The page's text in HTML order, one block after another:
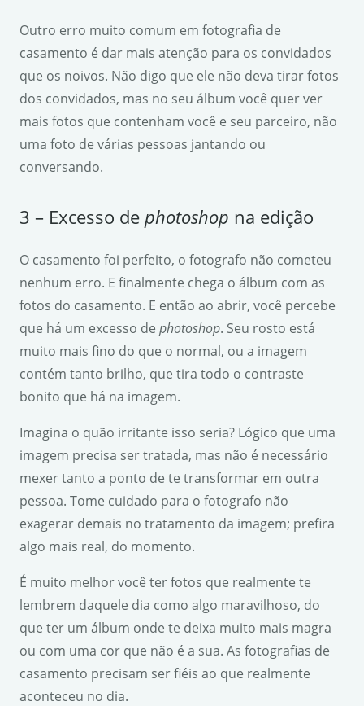
Outro erro muito comum em fotografia de
casamento é dar mais atenção para os convidados
que os noivos. Não digo que ele não deva tirar fotos
dos convidados, mas no seu álbum você quer ver
mais fotos que contenham você e seu parceiro, não
uma foto de várias pessoas jantando ou
conversando.
3 – Excesso de photoshop na edição
O casamento foi perfeito, o fotografo não cometeu
nenhum erro. E finalmente chega o álbum com as
fotos do casamento. E então ao abrir, você percebe
que há um excesso de photoshop. Seu rosto está
muito mais fino do que o normal, ou a imagem
contém tanto brilho, que tira todo o contraste
bonito que há na imagem.
Imagina o quão irritante isso seria? Lógico que uma
imagem precisa ser tratada, mas não é necessário
mexer tanto a ponto de te transformar em outra
pessoa. Tome cuidado para o fotografo não
exagerar demais no tratamento da imagem; prefira
algo mais real, do momento.
É muito melhor você ter fotos que realmente te
lembrem daquele dia como algo maravilhoso, do
que ter um álbum onde te deixa muito mais magra
ou com uma cor que não é a sua. As fotografias de
casamento precisam ser fiéis ao que realmente
aconteceu no dia.